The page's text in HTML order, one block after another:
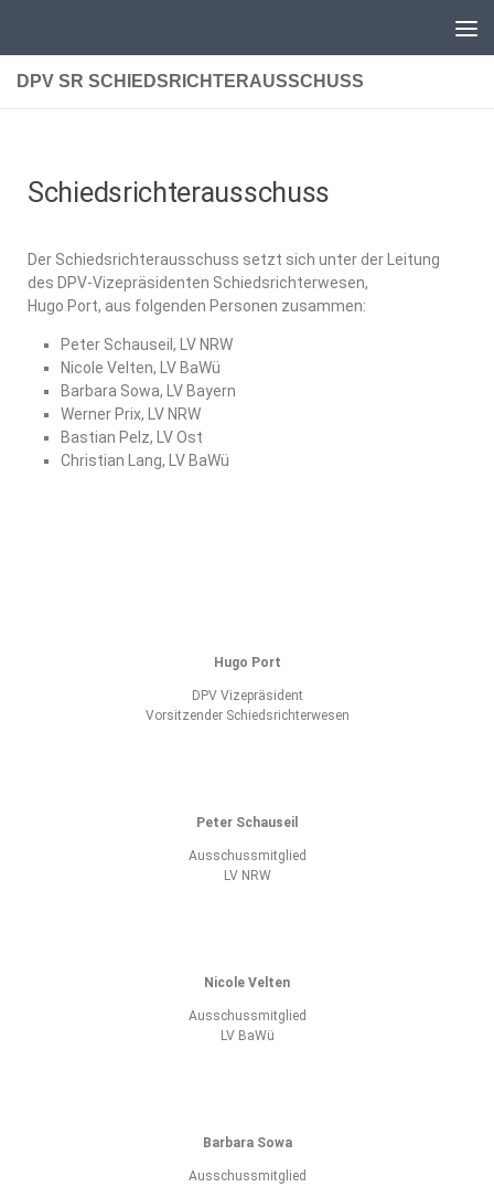
DPV SR SCHIEDSRICHTERAUSSCHUSS
Schiedsrichterausschuss
Der Schiedsrichterausschuss setzt sich unter der Leitung
des DPV-Vizepräsidenten Schiedsrichterwesen,
Hugo Port, aus folgenden Personen zusammen:
Peter Schauseil, LV NRW
Nicole Velten, LV BaWü
Barbara Sowa, LV Bayern
Werner Prix, LV NRW
Bastian Pelz, LV Ost
Christian Lang, LV BaWü
Hugo Port
DPV Vizepräsident
Vorsitzender Schiedsrichterwesen
Peter Schauseil
Ausschussmitglied
LV NRW
Nicole Velten
Ausschussmitglied
LV BaWü
Barbara Sowa
Ausschussmitglied